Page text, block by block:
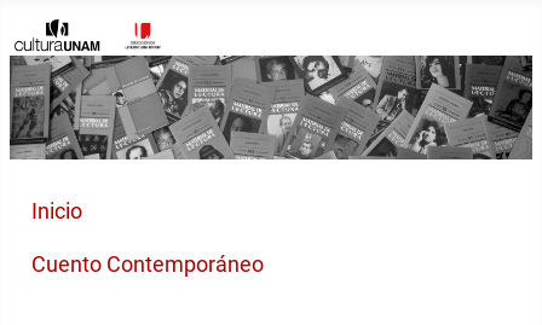
Inicio
Cuento Contemporáneo